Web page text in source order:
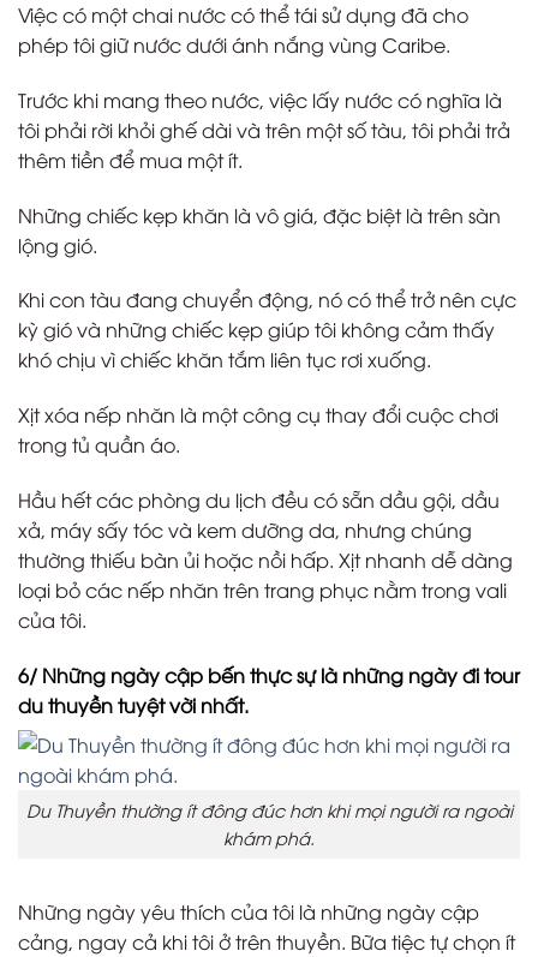
Việc có một chai nước có thể tái sử dụng đã cho
phép tôi giữ nước dưới ánh nắng vùng Caribe.
Trước khi mang theo nước, việc lấy nước có nghĩa là
tôi phải rời khỏi ghế dài và trên một số tàu, tôi phải trả
thêm tiền để mua một ít.
Những chiếc kẹp khăn là vô giá, đặc biệt là trên sàn
lộng gió.
Khi con tàu đang chuyển động, nó có thể trở nên cực
kỳ gió và những chiếc kẹp giúp tôi không cảm thấy
khó chịu vì chiếc khăn tắm liên tục rơi xuống.
Xịt xóa nếp nhăn là một công cụ thay đổi cuộc chơi
trong tủ quần áo.
Hầu hết các phòng du lịch đều có sẵn dầu gội, dầu
xả, máy sấy tóc và kem dưỡng da, nhưng chúng
thường thiếu bàn ủi hoặc nồi hấp. Xịt nhanh dễ dàng
loại bỏ các nếp nhăn trên trang phục nằm trong vali
của tôi.
6/ Những ngày cập bến thực sự là những ngày đi tour
du thuyền tuyệt vời nhất.
Du Thuyền thường ít đông đúc hơn khi mọi người ra ngoài
khám phá.
Những ngày yêu thích của tôi là những ngày cập
cảng, ngay cả khi tôi ở trên thuyền. Bữa tiệc tự chọn ít